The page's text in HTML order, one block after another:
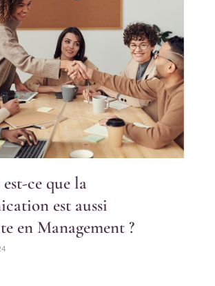
ce que la
est aussi
en Management ?